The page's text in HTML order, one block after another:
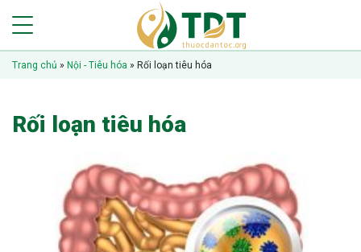
Trang chủ » Nội - Tiêu hóa » Rối loạn tiêu hóa
Rối loạn tiêu hóa